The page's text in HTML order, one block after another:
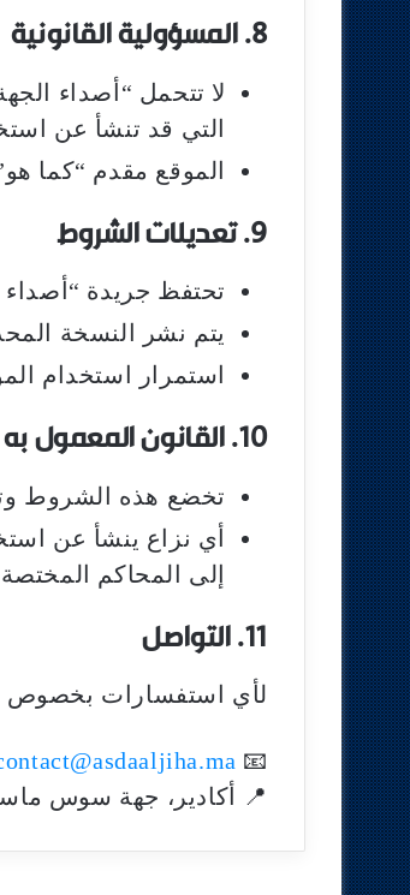
8. المسؤولية القانونية
لا تتحمل “أصداء
التي قد تنشأ عن
الموقع مقدم “كما
9. تعديلات الشروط
تحتفظ جريدة
يتم نشر النسخة
استمرار استخدام
10. القانون المعمول به وحل النزاعات
تخضع هذه الشروط
أي نزاع ينشأ عن
إلى المحاكم
11. التواصل
لأي استفسارات بخصوص
📧
📍 أكادير، جهة سوس